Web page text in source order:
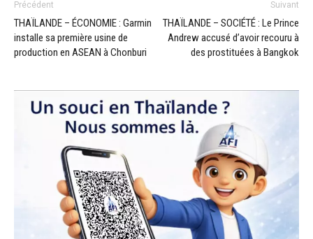
Précédent
THAÏLANDE – ÉCONOMIE : Garmin
installe sa première usine de
production en ASEAN à Chonburi
Suivant
THAÏLANDE – SOCIÉTÉ : Le Prince
Andrew accusé d’avoir recouru à
des prostituées à Bangkok